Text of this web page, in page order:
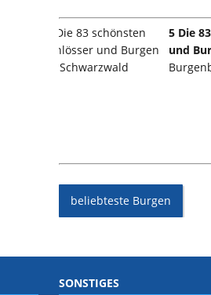
5 Die
und
beliebteste Burgen
SONSTIGES